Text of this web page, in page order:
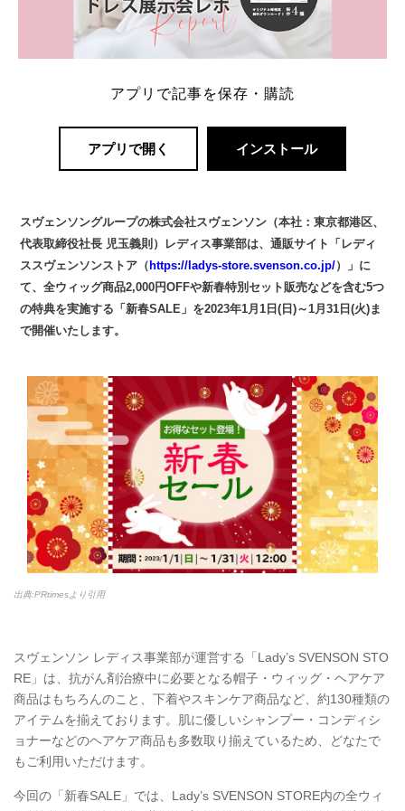
アプリで記事を保存・購読
アプリで開く インストール
スヴェンソングループの株式会社スヴェンソン（本社：東京都港区、
代表取締役社長 児玉義則）レディス事業部は、通販サイト「レディ
ススヴェンソンストア（ https://ladys-store.svenson.co.jp/）」に
て、全ウィッグ商品2,000円OFFや新春特別セット販売などを含む5つ
の特典を実施する「新春SALE」を2023年1月1日(日)～1月31日(火)ま
で開催いたします。
出典:PRtimesより引用
スヴェンソン レディス事業部が運営する「Lady’s SVENSON STO
RE」は、抗がん剤治療中に必要となる帽子・ウィッグ・ヘアケア
商品はもちろんのこと、下着やスキンケア商品など、約130種類の
アイテムを揃えております。肌に優しいシャンプー・コンディシ
ョナーなどのヘアケア商品も多数取り揃えているため、どなたで
もご利用いただけます。
今回の「新春SALE」では、Lady’s SVENSON STORE内の全ウィ